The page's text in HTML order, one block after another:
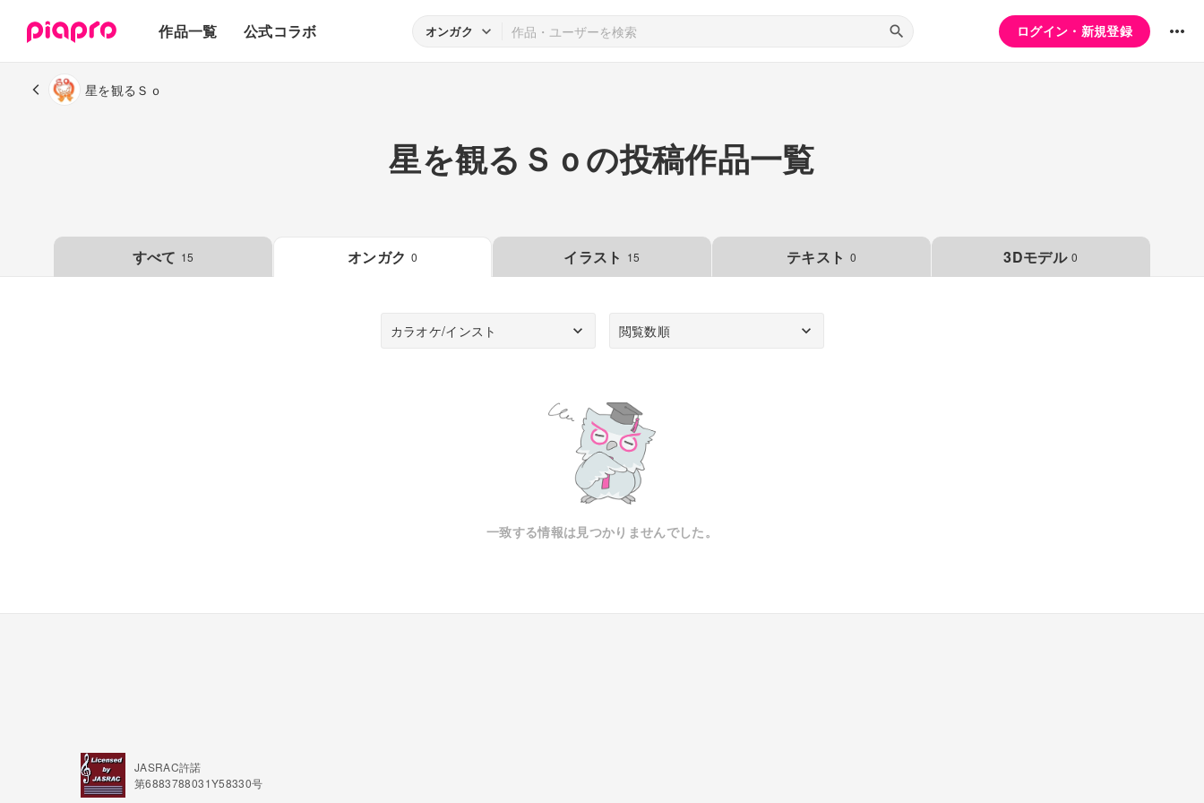
作品一覧
3Dモデル
公式コラボ オンガク ログイン・新規登録
星を観るＳｏ
星を観るＳｏの投稿作品一覧
すべて 15 オンガク 0 イラスト 15 テキスト 0 3Dモデル 0
カラオケ/インスト 閲覧数順
一致する情報は見つかりませんでした。
JASRAC許諾
第6883788031Y58330号